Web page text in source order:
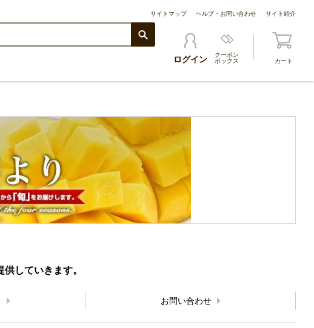
サイトマップ ヘルプ・お問い合わせ サイト紹介
ログイン
クーポン
ボックス
カート
していきます。
お問い合わせ